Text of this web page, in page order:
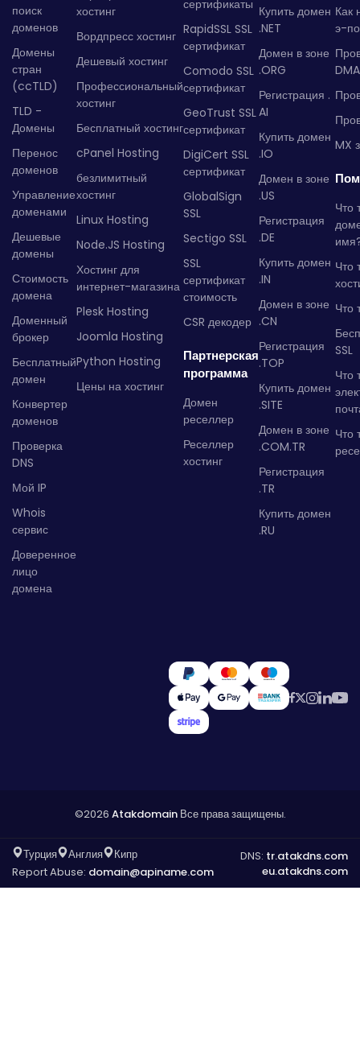
поиск
доменов
Домены
стран
(ccTLD)
TLD -
Домены
Перенос
доменов
Управление
доменами
Дешевые
домены
Стоимость
домена
Доменный
брокер
Бесплатный
домен
Конвертер
доменов
Проверка
DNS
Мой IP
Whois
сервис
Доверенное
лицо
домена
хостинг
Вордпресс хостинг
Дешевый хостинг
Профессиональный
хостинг
Бесплатный хостинг
cPanel Hosting
безлимитный
хостинг
Linux Hosting
Node.JS Hosting
Хостинг для
интернет-магазина
Plesk Hosting
Joomla Hosting
Python Hosting
Цены на хостинг
сертификаты
RapidSSL SSL
сертификат
Comodo SSL
сертификат
GeoTrust SSL
сертификат
DigiCert SSL
сертификат
GlobalSign
SSL
Sectigo SSL
SSL
сертификат
стоимость
CSR декодер
Партнерская
программа
Домен
реселлер
Реселлер
хостинг
Купить домен
.NET
Домен в зоне
.ORG
Регистрация .
AI
Купить домен
.IO
Домен в зоне
.US
Регистрация
.DE
Купить домен
.IN
Домен в зоне
.CN
Регистрация
.TOP
Купить домен
.SITE
Домен в зоне
.COM.TR
Регистрация
.TR
Купить домен
.RU
Как
э-
MX
Что
Что
Что
SSL
Что
Что
©2026 AtakdomainВсе права защищены.
Турция Англия
Кипр
Report Abuse: domain@apiname.com
DNS: tr.atakdns.com
eu.atakdns.com